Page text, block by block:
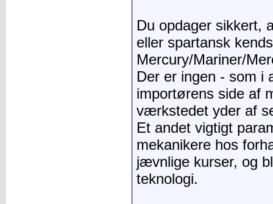
Du opdager sikkert,
eller spartansk
Mercury/Mariner/
Der er ingen - som i
importørens side af
værkstedet yder af
Et andet vigtigt
mekanikere hos
jævnlige kurser, og
teknologi.